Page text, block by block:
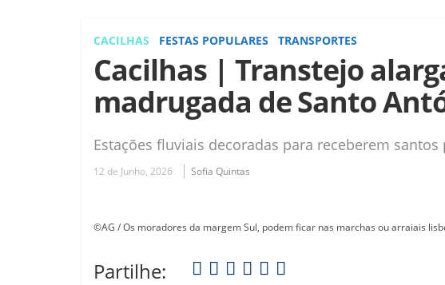
CACILHAS FESTAS POPULARES TRANSPORTES
Cacilhas | Transtejo
madrugada de Santo
Estações fluviais decoradas para receberem
12 de Junho, 2026 Sofia Quintas
©AG / Os moradores da margem Sul, podem ficar nas marchas ou arraiais
Partilhe: